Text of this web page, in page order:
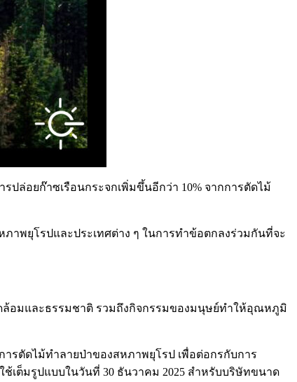
ปล่อยก๊าซเรือนกระจกเพิ่มขึ้นอีกว่า 10% จากการตัดไม้
ภาพยุโรปและประเทศต่าง ๆ ในการทำข้อตกลงร่วมกันที่จะ
ล้อมและธรรมชาติ รวมถึงกิจกรรมของมนุษย์ทำให้อุณหภูมิ
ารตัดไม้ทำลายป่าของสหภาพยุโรป เพื่อต่อกรกับการ
เต็มรูปแบบในวันที่ 30 ธันวาคม 2025 สำหรับบริษัทขนาด